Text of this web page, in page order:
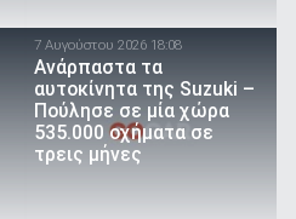
7 Αυγούστου 2026 18:08
Ανάρπαστα τα
αυτοκίνητα της Suzuki –
Πούλησε σε μία χώρα
535.000 οχήματα σε
τρεις μήνες